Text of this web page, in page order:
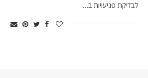
לבדיקת פגיעויות ב…